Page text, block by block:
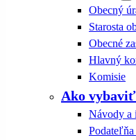
Obecný
Starosta
Obecné
Hlavný
Komisie
Ako
Návody a